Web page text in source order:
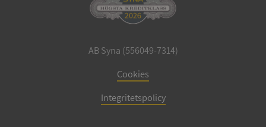
AB Syna (556049-7314)
Cookies
Integritetspolicyen.syna.se